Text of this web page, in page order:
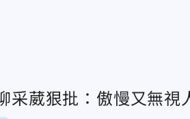
葳狠批：傲慢又無視